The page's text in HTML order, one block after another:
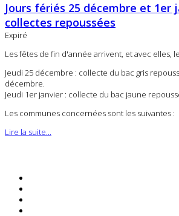
Jours fériés 25 décembre et 1er
collectes repoussées
Expiré
Les fêtes de fin d'année arrivent, et avec elles,
Jeudi 25 décembre : collecte du bac gris
décembre.
Jeudi 1er janvier : collecte du bac jaune
Les communes concernées sont les suivantes :
Lire la suite...